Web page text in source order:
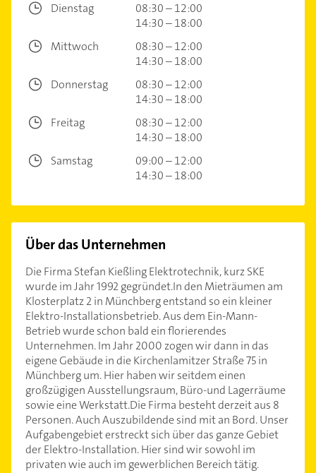
Dienstag
08:30 – 12:00
14:30 – 18:00
Mittwoch
08:30 – 12:00
14:30 – 18:00
Donnerstag
08:30 – 12:00
14:30 – 18:00
Freitag
08:30 – 12:00
14:30 – 18:00
Samstag
09:00 – 12:00
14:30 – 18:00
Über das Unternehmen
Die Firma Stefan Kießling Elektrotechnik, kurz SKE
wurde im Jahr 1992 gegründet.In den Mieträumen am
Klosterplatz 2 in Münchberg entstand so ein kleiner
Elektro-Installationsbetrieb. Aus dem Ein-Mann-
Betrieb wurde schon bald ein florierendes
Unternehmen. Im Jahr 2000 zogen wir dann in das
eigene Gebäude in die Kirchenlamitzer Straße 75 in
Münchberg um. Hier haben wir seitdem einen
großzügigen Ausstellungsraum, Büro-und Lagerräume
sowie eine Werkstatt.Die Firma besteht derzeit aus 8
Personen. Auch Auszubildende sind mit an Bord. Unser
Aufgabengebiet erstreckt sich über das ganze Gebiet
der Elektro-Installation. Hier sind wir sowohl im
privaten wie auch im gewerblichen Bereich tätig.